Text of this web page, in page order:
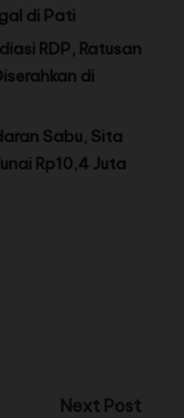
di Pati
RDP, Ratusan
di
Sabu, Sita
Rp10,4 Juta
Next Post